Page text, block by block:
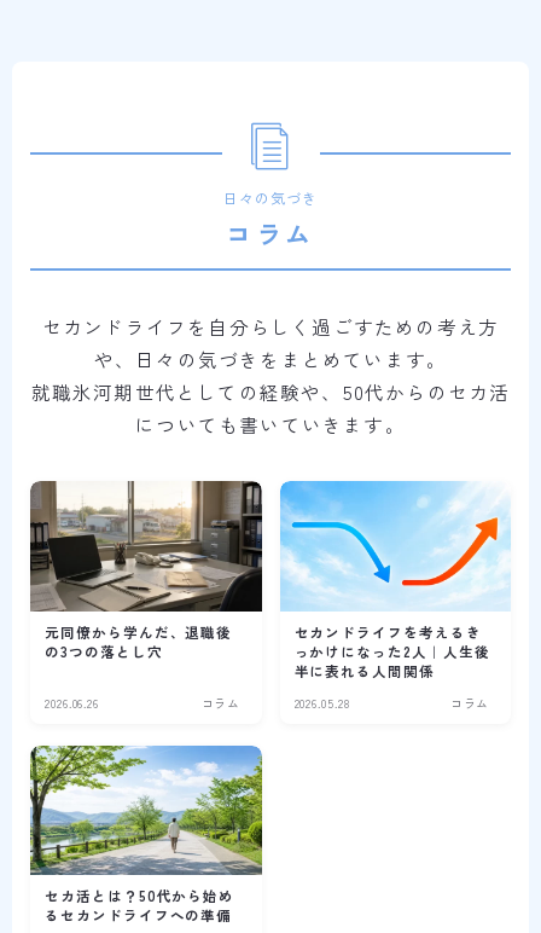
日々の気づき
コラム
セカンドライフを自分らしく過ごすための考え方
や、日々の気づきをまとめています。
就職氷河期世代としての経験や、50代からのセカ活
についても書いていきます。
元同僚から学んだ、退職後
の3つの落とし穴
2026.06.26 コラム
セカンドライフを考えるき
っかけになった2人｜人生後
半に表れる人間関係
2026.05.28 コラム
セカ活とは？50代から始め
るセカンドライフへの準備